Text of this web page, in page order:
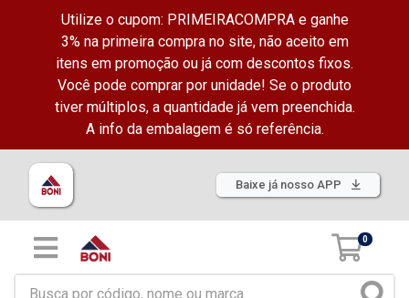
Utilize o cupom: PRIMEIRACOMPRA e ganhe
3% na primeira compra no site, não aceito em
itens em promoção ou já com descontos fixos.
Você pode comprar por unidade! Se o produto
tiver múltiplos, a quantidade já vem preenchida.
A info da embalagem é só referência.
Baixe já nosso APP
0